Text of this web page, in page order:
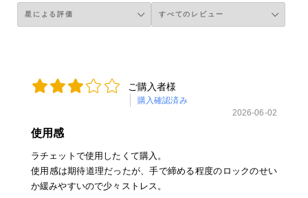
ご購入者様
購入確認済み
2026-06-02
使用感
ラチェットで使用したくて購入。
使用感は期待道理だったが、手で締める程度のロックのせい
か緩みやすいので少々ストレス。